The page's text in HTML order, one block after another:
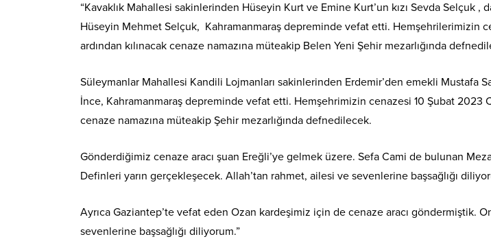
“Kavaklık Mahallesi sakinlerinden Hüseyin Kurt ve Emine Kurt’un kızı Sevda Selçuk
Hüseyin Mehmet Selçuk, Kahramanmaraş depreminde vefat etti. Hemşehrilerimizin
ardından kılınacak cenaze namazına müteakip Belen Yeni Şehir mezarlığında
Süleymanlar Mahallesi Kandili Lojmanları sakinlerinden Erdemir’den emekli Mustafa
İnce, Kahramanmaraş depreminde vefat etti. Hemşehrimizin cenazesi 10 Şubat 2023
cenaze namazına müteakip Şehir mezarlığında defnedilecek.
Gönderdiğimiz cenaze aracı şuan Ereğli’ye gelmek üzere. Sefa Cami de bulunan
Definleri yarın gerçekleşecek. Allah’tan rahmet, ailesi ve sevenlerine başsağlığı
Ayrıca Gaziantep’te vefat eden Ozan kardeşimiz için de cenaze aracı göndermiştik.
sevenlerine başsağlığı diliyorum.”